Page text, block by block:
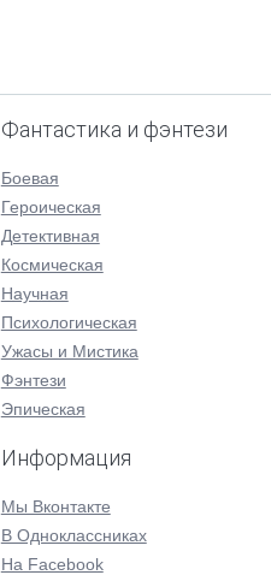
Фантастика и фэнтези
Боевая
Героическая
Детективная
Космическая
Научная
Психологическая
Ужасы и Мистика
Фэнтези
Эпическая
Информация
Мы Вконтакте
В Одноклассниках
На Facebook